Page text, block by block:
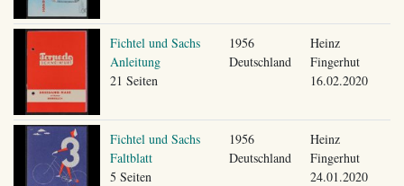
Fichtel und Sachs
Anleitung
21 Seiten
1956
Deutschland
Heinz
Fingerhut
16.02.2020
Fichtel und Sachs
Faltblatt
5 Seiten
1956
Deutschland
Heinz
Fingerhut
24.01.2020